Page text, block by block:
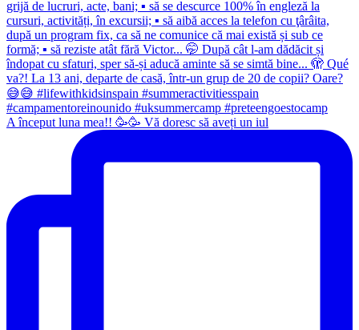
A început luna mea!! 🥳🥳 Vă doresc să aveți un iul